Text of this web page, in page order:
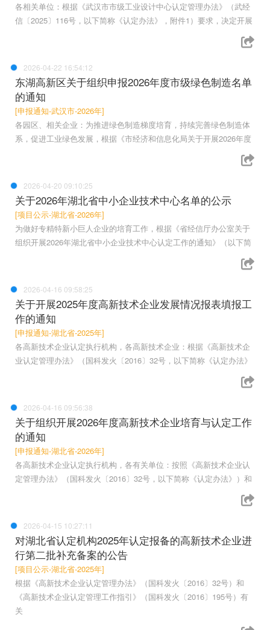
各相关单位：根据《武汉市市级工业设计中心认定管理办法》（武经
信〔2025〕116号，以下简称《认定办法》，附件1）要求，决定开展
2026-04-22 16:54:12
东湖高新区关于组织申报2026年度市级绿色制造名单
的通知
[申报通知-武汉市-2026年]
各园区、相关企业：为推进绿色制造梯度培育，持续完善绿色制造体
系，促进工业绿色发展，根据《市经济和信息化局关于开展2026年度
2026-04-20 09:10:25
关于2026年湖北省中小企业技术中心名单的公示
[项目公示-湖北省-2026年]
为做好专精特新小巨人企业的培育工作，根据《省经信厅办公室关于
组织开展2026年湖北省中小企业技术中心认定工作的通知》（以下简
2026-04-16 09:58:25
关于开展2025年度高新技术企业发展情况报表填报工
作的通知
[申报通知-湖北省-2025年]
各高新技术企业认定执行机构，各高新技术企业：根据《高新技术企
业认定管理办法》（国科发火〔2016〕32号，以下简称《认定办法》
2026-04-16 09:56:38
关于组织开展2026年度高新技术企业培育与认定工作
的通知
[申报通知-湖北省-2026年]
各高新技术企业认定执行机构，各有关单位：按照《高新技术企业认
定管理办法》（国科发火〔2016〕32号，以下简称《认定办法》）和
2026-04-15 10:27:11
对湖北省认定机构2025年认定报备的高新技术企业进
行第二批补充备案的公告
[项目公示-湖北省-2025年]
根据《高新技术企业认定管理办法》（国科发火〔2016〕32号）和
《高新技术企业认定管理工作指引》（国科发火〔2016〕195号）有
关